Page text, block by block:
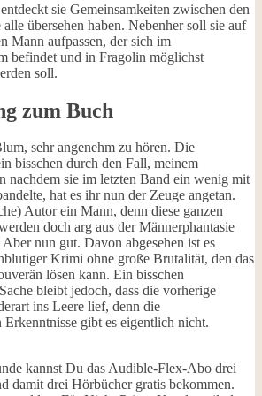
sie Gemeinsamkeiten zwischen den
übersehen haben. Nebenher soll sie auf
Mann aufpassen, der sich im
befindet und in Fragolin möglichst
soll.
zum Buch
sehr angenehm zu hören. Die
bisschen durch den Fall, meinem
nachdem sie im letzten Band ein wenig mit
hat es ihr nun der Zeuge angetan.
Autor ein Mann, denn diese ganzen
doch arg aus der Männerphantasie
nun gut. Davon abgesehen ist es
Krimi ohne große Brutalität, den das
lösen kann. Ein bisschen
bleibt jedoch, dass die vorherige
ins Leere lief, denn die
Erkenntnisse gibt es eigentlich nicht.
kannst Du das Audible-Flex-Abo drei
damit drei Hörbücher gratis bekommen.